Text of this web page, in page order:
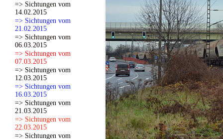
=> Sichtungen vom
14.02.2015
=> Sichtungen vom
21.02.2015
=> Sichtungen vom
06.03.2015
=> Sichtungen vom
07.03.2015
=> Sichtungen vom
12.03.2015
=> Sichtungen vom
16.03.2015
=> Sichtungen vom
21.03.2015
=> Sichtungen vom
22.03.2015
=> Sichtungen vom